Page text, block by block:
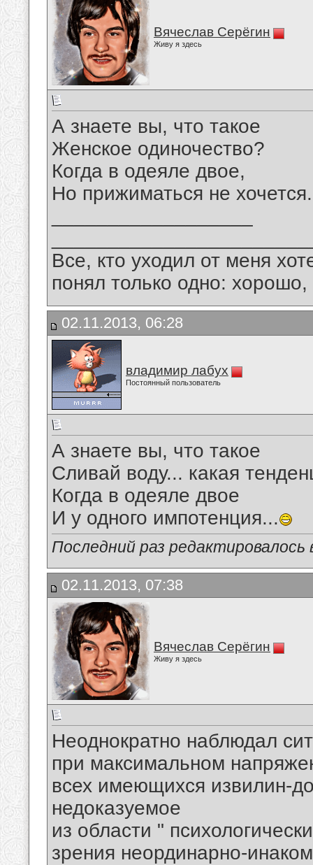
Вячеслав Серёгин
Живу я здесь
А знаете вы, что такое
Женское одиночество?
Когда в одеяле двое,
Но прижиматься не
Все, кто уходил от меня
понял только одно:
02.11.2013, 06:28
владимир лабух
Постоянный пользователь
А знаете вы, что такое
Сливай воду... какая
Когда в одеяле двое
И у одного импотенция...
Последний раз
02.11.2013, 07:38
Вячеслав Серёгин
Живу я здесь
Неоднократно наблюдал
при максимальном
всех имеющихся извилин-
недоказуемое
из области "
зрения неординарно-